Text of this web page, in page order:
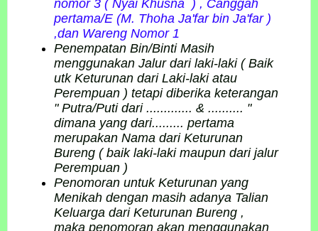
nomor 3 (Nyai Khusna ) , Canggah
pertama/E (M. Thoha Ja'far bin Ja'far )
,dan Wareng Nomor 1
Penempatan Bin/Binti Masih
menggunakan Jalur dari laki-laki ( Baik
utk Keturunan dari Laki-laki atau
Perempuan ) tetapi diberika keterangan
" Putra/Puti dari ............. & .......... "
dimana yang dari......... pertama
merupakan Nama dari Keturunan
Bureng ( baik laki-laki maupun dari jalur
Perempuan )
Penomoran untuk Keturunan yang
Menikah dengan masih adanya Talian
Keluarga dari Keturunan Bureng ,
maka penomoran akan menggunakan